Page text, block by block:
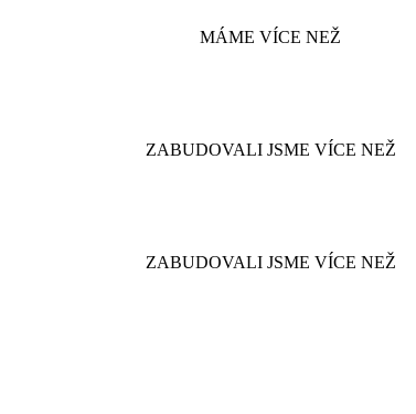
MÁME VÍCE NEŽ
ZABUDOVALI JSME VÍCE NEŽ
ZABUDOVALI JSME VÍCE NEŽ